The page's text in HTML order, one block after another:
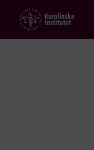
content